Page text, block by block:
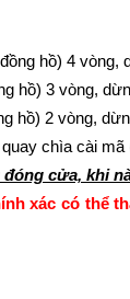
hồ) 4 vòng,
hồ) 3 vòng,
hồ) 2 vòng,
chìa cài mã
cửa, khi
xác có thể